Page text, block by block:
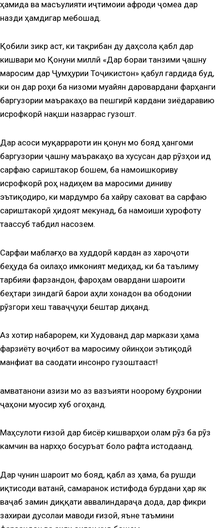
ҳамида ва масъулияти иҷтимоии афроди ҷомеа дар
назди ҳамдигар мебошад.
Қобили зикр аст, ки тақрибан ду даҳсола қабл дар
кишвари мо Қонуни миллӣ «Дар бораи танзими ҷашну
маросим дар Ҷумҳурии Тоҷикистон» қабул гардида буд,
ки он дар роҳи ба низоми муайян даровардани фарҳанги
баргузории маъракаҳо ва пешгирӣ кардани зиёдаравию
исрофкорӣ нақши назаррас гузошт.
Дар асоси муқаррароти ин қонун мо бояд ҳангоми
баргузории ҷашну маъракаҳо ва хусусан дар рӯзҳои ид
сарфаю сариштакор бошем, ба намоишкориву
исрофкорӣ роҳ надиҳем ва маросими диниву
эътиқодиро, ки мардумро ба хайру саховат ва сарфаю
сариштакорӣ ҳидоят мекунад, ба намоиши хурофоту
таассуб табдил насозем.
Сарфаи маблағҳо ва худдорӣ кардан аз хароҷоти
беҳуда ба оилаҳо имконият медиҳад, ки ба таълиму
тарбияи фарзандон, фароҳам овардани шароити
беҳтари зиндагӣ барои аҳли хонадон ва ободонии
рӯзгори хеш таваҷҷуҳи бештар диҳанд.
Аз хотир набарорем, ки Худованд дар маркази ҳама
фарзиёту воҷибот ва маросиму ойинҳои эътиқодӣ
манфиат ва саодати инсонро гузоштааст!
Ҳамватанони азизи мо аз вазъияти ноорому буҳронии
ҷаҳони муосир хуб огоҳанд.
Маҳсулоти ғизоӣ дар бисёр кишварҳои олам рӯз ба рӯз
камчин ва нархҳо босуръат боло рафта истодаанд.
Дар чунин шароит мо бояд, қабл аз ҳама, ба рушди
иқтисоди ватанӣ, самаранок истифода бурдани ҳар як
ваҷаб замин диққати аввалиндараҷа дода, дар фикри
захираи дусолаи маводи ғизоӣ, яъне таъмини